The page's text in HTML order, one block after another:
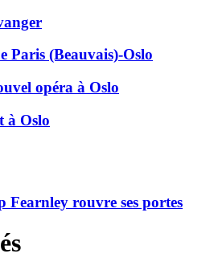
Paris (Beauvais)-Oslo
opéra à Oslo
à Oslo
Fearnley rouvre ses portes